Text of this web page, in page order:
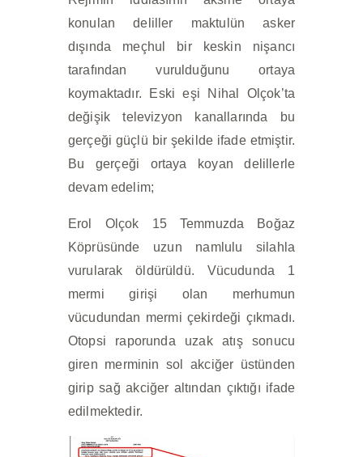
konulan deliller maktulün asker
dışında meçhul bir keskin nişancı
tarafından vurulduğunu ortaya
koymaktadır. Eski eşi Nihal Olçok’ta
değişik televizyon kanallarında bu
gerçeği güçlü bir şekilde ifade etmiştir.
Bu gerçeği ortaya koyan delillerle
devam edelim;
Erol Olçok 15 Temmuzda Boğaz
Köprüsünde uzun namlulu silahla
vurularak öldürüldü. Vücudunda 1
mermi girişi olan merhumun
vücudundan mermi çekirdeği çıkmadı.
Otopsi raporunda uzak atış sonucu
giren merminin sol akciğer üstünden
girip sağ akciğer altından çıktığı ifade
edilmektedir.